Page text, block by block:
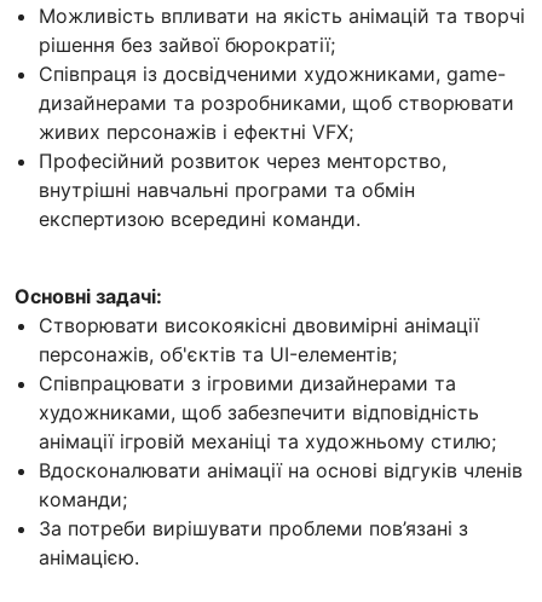
Можливість впливати на якість анімацій та творчі
рішення без зайвої бюрократії;
Співпраця із досвідченими художниками, game-
дизайнерами та розробниками, щоб створювати
живих персонажів і ефектні VFX;
Професійний розвиток через менторство,
внутрішні навчальні програми та обмін
експертизою всередині команди.
Основні задачі:
Створювати високоякісні двовимірні анімації
персонажів, об'єктів та UI-елементів;
Співпрацювати з ігровими дизайнерами та
художниками, щоб забезпечити відповідність
анімації ігровій механіці та художньому стилю;
Вдосконалювати анімації на основі відгуків членів
команди;
За потреби вирішувати проблеми пов’язані з
анімацією.